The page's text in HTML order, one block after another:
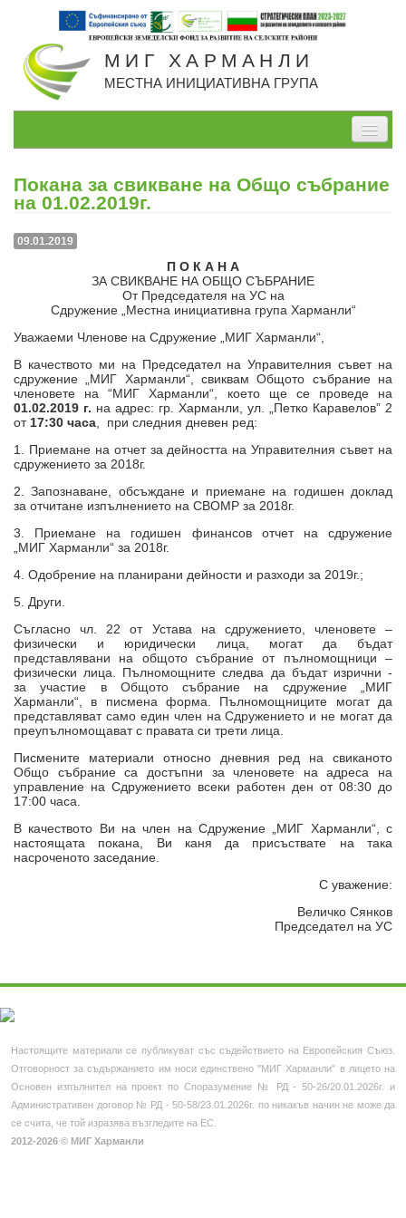
МИГ ХАРМАНЛИ
МЕСТНА ИНИЦИАТИВНА ГРУПА
За нас
Проекти, изпълнявани от МИГ
Стратегия
Мерки
Дейности
Профил на купувача
Новини
Фотогалерия
МЕСТНИ И ИНИЦИАТИВНИ
Нормативна уредба
Полезни връзки
Европа инвестира
Лидер територии
Покана за свикване на Общо събрание
на 01.02.2019г.
09.01.2019
П О К А Н А
ЗА СВИКВАНЕ НА ОБЩО СЪБРАНИЕ
От Председателя на УС на
Сдружение „Местна инициативна група Харманли“
Уважаеми Членове на Сдружение „МИГ Харманли“,
В качеството ми на Председател на Управителния съвет на
сдружение „МИГ Харманли“, свиквам Общото събрание на
членовете на “МИГ Харманли“, което ще се проведе на
01.02.2019 г. на адрес: гр. Харманли, ул. „Петко Каравелов” 2
от17:30 часа, при следния дневен ред:
1. Приемане на отчет за дейността на Управителния съвет на
сдружението за 2018г.
2. Запознаване, обсъждане и приемане на годишен доклад
за отчитане изпълнението на СВОМР за 2018г.
3. Приемане на годишен финансов отчет на сдружение
„МИГ Харманли“ за 2018г.
4. Одобрение на планирани дейности и разходи за 2019г.;
5. Други.
Съгласно чл. 22 от Устава на сдружението, членовете –
физически и юридически лица, могат да бъдат
представлявани на общото събрание от пълномощници –
физически лица. Пълномощните следва да бъдат изрични -
за участие в Общото събрание на сдружение „МИГ
Харманли“, в писмена форма. Пълномощниците могат да
представляват само един член на Сдружението и не могат да
преупълномощават с правата си трети лица.
Писмените материали относно дневния ред на свиканото
Общо събрание са достъпни за членовете на адреса на
управление на Сдружението всеки работен ден от 08:30 до
17:00 часа.
В качеството Ви на член на Сдружение „МИГ Харманли“, с
настоящата покана, Ви каня да присъствате на така
насроченото заседание.
С уважение:
Величко Сянков
Председател на УС
Настоящите материали се публикуват със съдействието на Европейския Съюз.
Отговорност за съдържанието им носи единствено "МИГ Харманли" в лицето на
Основен изпълнител на проект по Споразумение № РД - 50-26/20.01.2026г. и
Административен договор № РД - 50-58/23.01.2026г. по никакъв начин не може да
се счита, че той изразява възгледите на ЕС.
2012-2026 © МИГ Харманли